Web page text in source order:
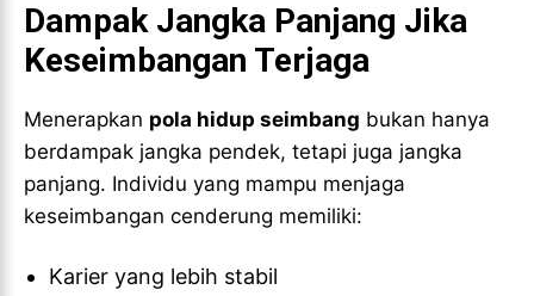
Dampak Jangka Panjang Jika
Keseimbangan Terjaga
Menerapkan pola hidup seimbang bukan hanya
berdampak jangka pendek, tetapi juga jangka
panjang. Individu yang mampu menjaga
keseimbangan cenderung memiliki:
Karier yang lebih stabil